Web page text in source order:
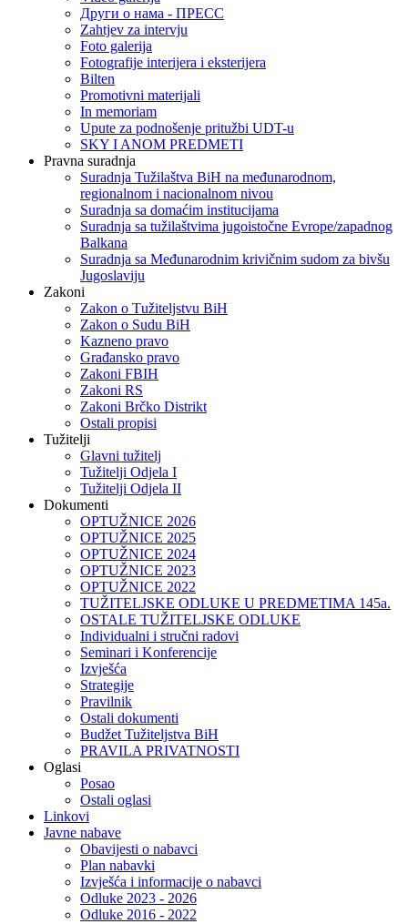
Други о нама - ПРЕСC
Zahtjev za intervju
Foto galerija
Fotografije interijera i eksterijera
Bilten
Promotivni materijali
In memoriam
Upute za podnošenje pritužbi UDT-u
SKY I ANOM PREDMETI
Pravna suradnja
Suradnja Tužilaštva BiH na međunarodnom,
regionalnom i nacionalnom nivou
Suradnja sa domaćim institucijama
Suradnja sa tužilaštvima jugoistočne Evrope/zapadnog
Balkana
Suradnja sa Međunarodnim krivičnim sudom za bivšu
Jugoslaviju
Zakoni
Zakon o Тužiteljstvu BiH
Zakon o Sudu BiH
Kazneno pravo
Građansko pravo
Zakoni FBIH
Zakoni RS
Zakoni Brčko Distrikt
Ostali propisi
Tužitelji
Glavni tužitelj
Tužitelji Odjela I
Tužitelji Odjela II
Dokumenti
OPTUŽNICE 2026
OPTUŽNICE 2025
OPTUŽNICE 2024
OPTUŽNICE 2023
OPTUŽNICE 2022
TUŽITELJSKE ODLUKE U PREDMETIMA 145a.
OSTALE TUŽITELJSKE ODLUKE
Individualni i stručni radovi
Seminari i Konferencije
Izvješća
Strategije
Pravilnik
Ostali dokumenti
Budžet Tužiteljstva BiH
PRAVILA PRIVATNOSTI
Oglasi
Posao
Ostali oglasi
Linkovi
Javne nabave
Obavijesti o nabavci
Plan nabavki
Izvješća i informacije o nabavci
Odluke 2023 - 2026
Odluke 2016 - 2022